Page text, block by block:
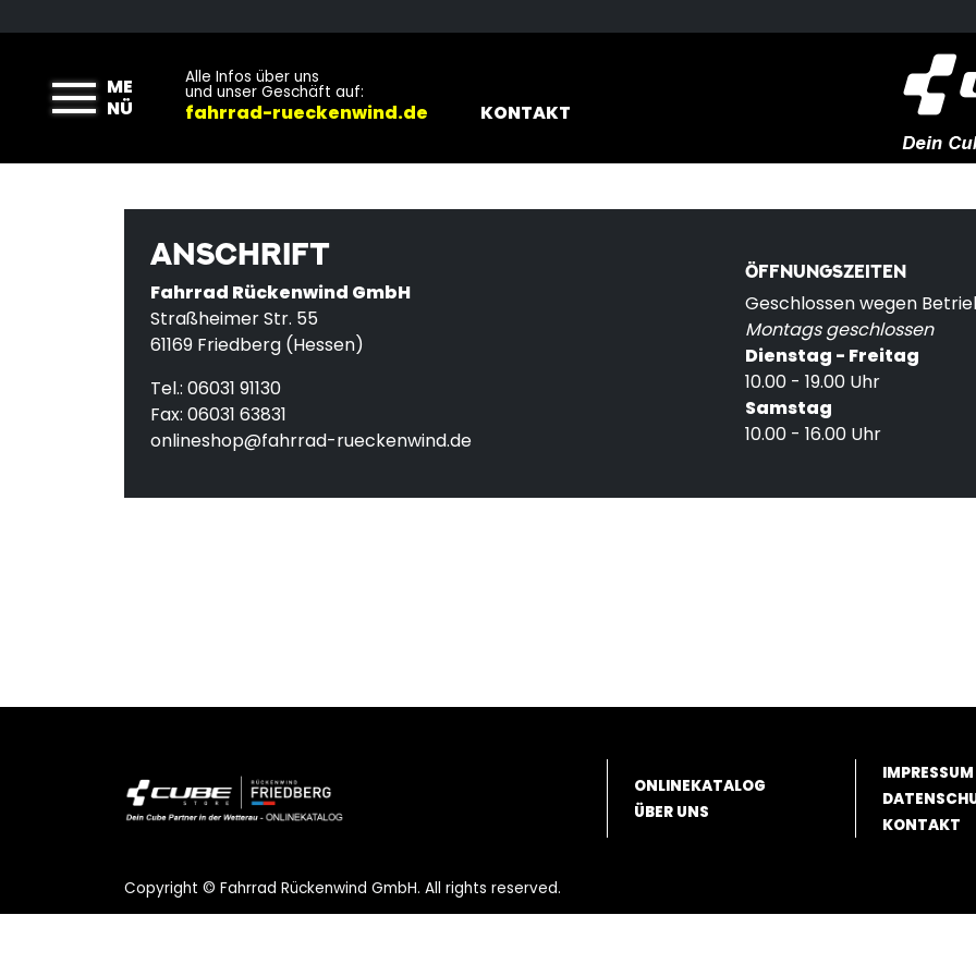
ME
NÜ
Alle Infos über uns
und unser Geschäft auf:
fahrrad-rueckenwind.de KONTAKT
ANSCHRIFT
Fahrrad Rückenwind GmbH
Straßheimer Str. 55
61169 Friedberg (Hessen)
Tel.: 06031 91130
Fax: 06031 63831
onlineshop@fahrrad-rueckenwind.de
ÖFFNUNGSZEITEN
Geschlossen wegen
Montags geschlossen
Dienstag - Freitag
10.00 - 19.00 Uhr
Samstag
10.00 - 16.00 Uhr
ONLINEKATALOG
ÜBER UNS
IMPRESSUM
KONTAKT
Copyright © Fahrrad Rückenwind GmbH. All rights reserved.